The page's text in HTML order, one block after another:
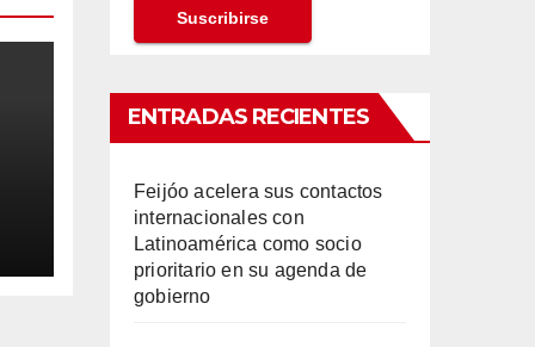
ENTRADAS RECIENTES
Feijóo acelera sus contactos
internacionales con
Latinoamérica como socio
prioritario en su agenda de
gobierno